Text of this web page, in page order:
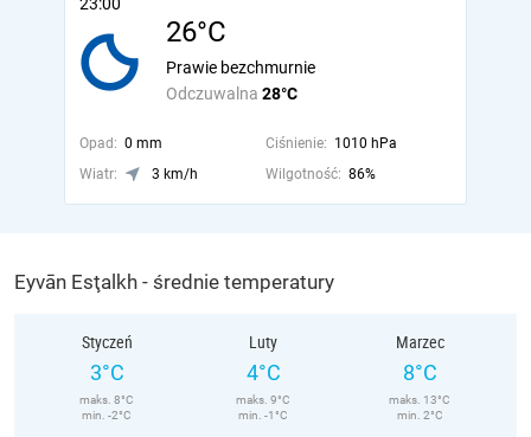
26°C
Odczuwalna 28°C
Prawie bezchmurnie
Opad: 0 mm Ciśnienie: 1010 hPa
Wiatr:
3 km/h Wilgotność: 86%
Eyvān Esţalkh - średnie temperatury
Styczeń
3°C
maks. 8°C
min. -2°C
Luty
4°C
maks. 9°C
min. -1°C
Marzec
8°C
maks. 13°C
min. 2°C